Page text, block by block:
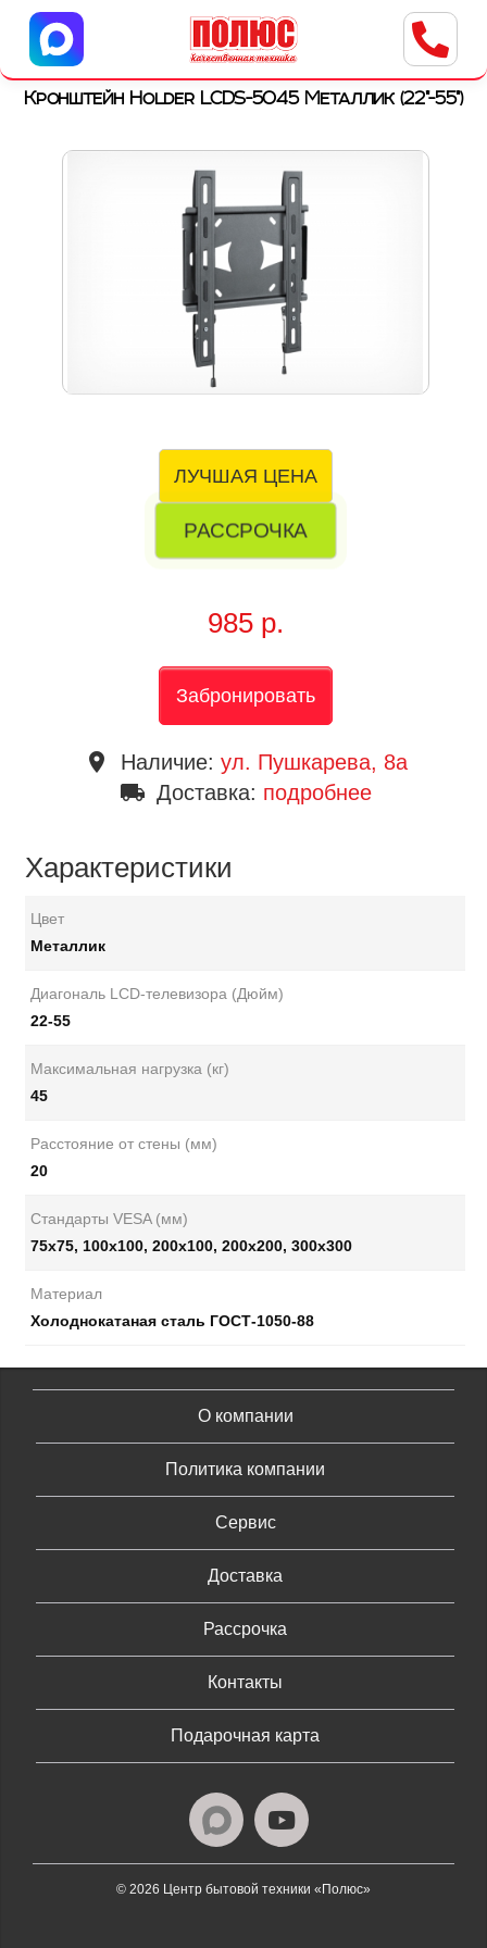
Центр бытовой техники
г. Ульяновск, ул. Пушкарева, 8a
Кронштейн Holder LCDS-5045 Металлик (22"-55")
ЛУЧШАЯ ЦЕНА
РАССРОЧКА
985 р.
Забронировать
place Наличие: ул. Пушкарева, 8a
local_shipping Доставка: подробнее
Характеристики
Цвет
Металлик
Диагональ LCD-телевизора (Дюйм)
22-55
Максимальная нагрузка (кг)
45
Расстояние от стены (мм)
20
Стандарты VESA (мм)
75x75, 100x100, 200x100, 200x200, 300x300
Материал
Холоднокатаная сталь ГОСТ-1050-88
О компании
Политика компании
Сервис
Доставка
Рассрочка
Контакты
Подарочная карта
© 2026 Центр бытовой техники «Полюс»